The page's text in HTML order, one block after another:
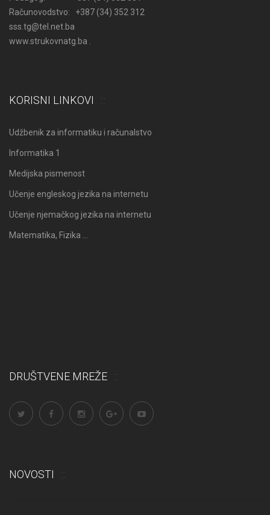
Računovodstvo: +387 (34) 352 312
sss.tg@tel.net.ba
www.strukovnatg.ba .
KORISNI LINKOVI
Udžbenik za informatiku i računalstvo
Informatika 1
Medijska pismenost
Učenje engleskog jezika na internetu
Učenje njemačkog jezika na internetu
Matematika, Fizika …
DRUŠTVENE MREŽE
NOVOSTI